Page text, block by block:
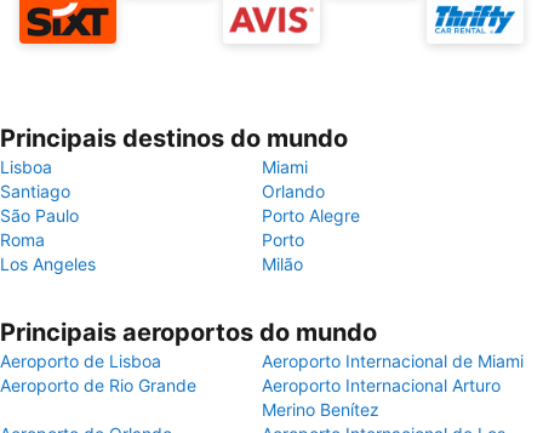
Principais destinos do mundo
Lisboa
Miami
Santiago
Orlando
São Paulo
Porto Alegre
Roma
Porto
Los Angeles
Milão
Principais aeroportos do mundo
Aeroporto de Lisboa
Aeroporto Internacional de Miami
Aeroporto de Rio Grande
Aeroporto Internacional Arturo
Merino Benítez